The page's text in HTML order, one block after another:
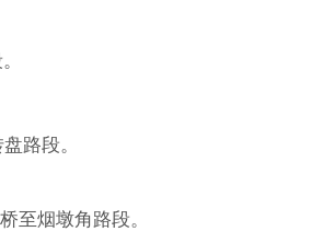
路段。
至烟墩角路段。